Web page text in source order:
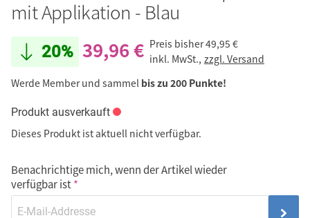
mit Applikation - Blau
20% 39,96 € Preis bisher49,95 €
inkl. MwSt., zzgl. Versand
Werde Member und sammel bis zu 200 Punkte!
Produkt ausverkauft
Dieses Produkt ist aktuell nicht verfügbar.
Benachrichtige mich, wenn der Artikel wieder
verfügbar ist